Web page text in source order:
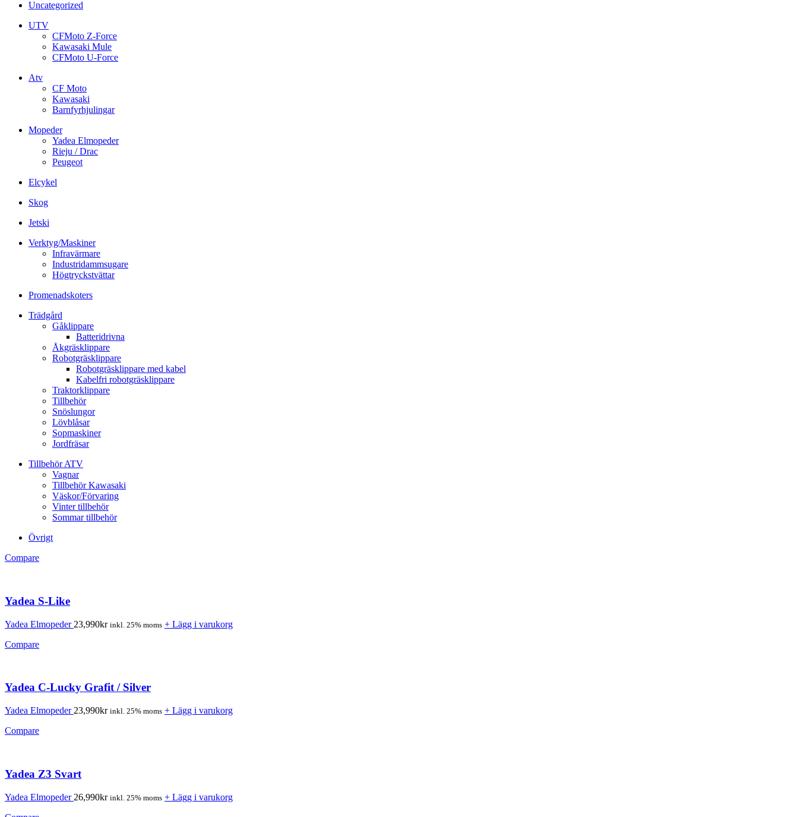
Uncategorized
UTV
CFMoto Z-Force
Kawasaki Mule
CFMoto U-Force
Atv
CF Moto
Kawasaki
Barnfyrhjulingar
Mopeder
Yadea Elmopeder
Rieju / Drac
Peugeot
Elcykel
Skog
Jetski
Verktyg/Maskiner
Infravärmare
Industridammsugare
Högtryckstvättar
Promenadskoters
Trädgård
Gåklippare
Batteridrivna
Åkgräsklippare
Robotgräsklippare
Robotgräsklippare med kabel
Kabelfri robotgräsklippare
Traktorklippare
Tillbehör
Snöslungor
Lövblåsar
Sopmaskiner
Jordfräsar
Tillbehör ATV
Vagnar
Tillbehör Kawasaki
Väskor/Förvaring
Vinter tillbehör
Sommar tillbehör
Övrigt
Compare
Yadea S-Like
Yadea Elmopeder 23,990kr inkl. 25% moms + Lägg i varukorg
Compare
Yadea C-Lucky Grafit / Silver
Yadea Elmopeder 23,990kr inkl. 25% moms + Lägg i varukorg
Compare
Yadea Z3 Svart
Yadea Elmopeder 26,990kr inkl. 25% moms + Lägg i varukorg